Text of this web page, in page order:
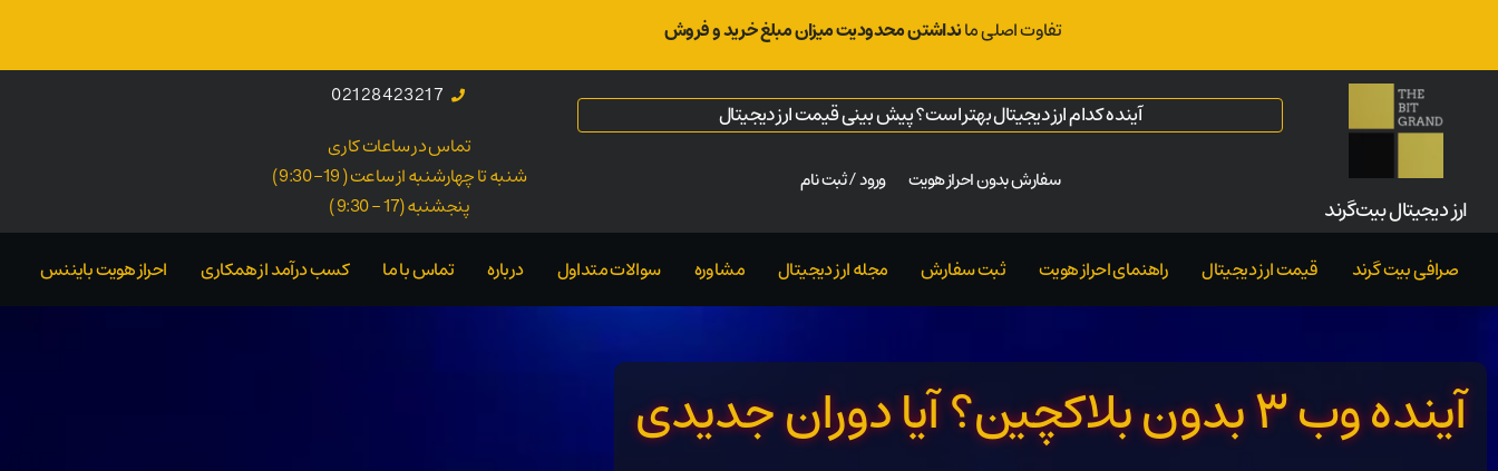
تفاوت اصلی مانداشتن محدودیت میزان مبلغ خرید و فروش
ارز‌ دیجیتال بیت‌گرند
آینده کدام ارز دیجیتال بهتر است؟ پیش بینی قیمت ارز دیجیتال
سفارش بدون احراز هویت ورود / ثبت نام
02128423217
تماس در ساعات کاری
شنبه تا چهارشنبه از ساعت ( 19- 9:30 )
پنجشنبه (17 - 9:30 )
صرافی بیت گرند قیمت ارز دیجیتال راهنمای احراز هویت ثبت سفارش مجله ارز دیجیتال مشاوره سوالات متداول درباره تماس با ما کسب درآمد از همکاری احراز هویت بایننس
آینده وب ۳ بدون بلاکچین؟ آیا دوران جدیدی